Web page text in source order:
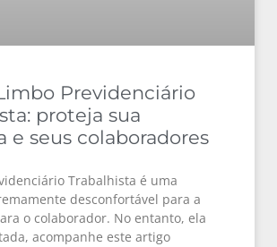
Previdenciário
proteja sua
e seus colaboradores
Trabalhista é uma
desconfortável para a
o colaborador. No entanto, ela
acompanhe este artigo